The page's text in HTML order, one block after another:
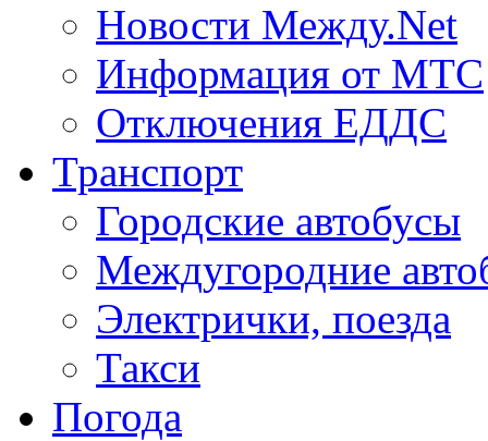
Новости Между.Net
Информация от МТС
Отключения ЕДДС
Транспорт
Городские автобусы
Междугородние
Электрички, поезда
Такси
Погода